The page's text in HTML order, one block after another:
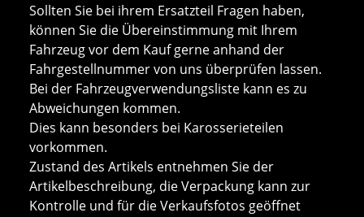
Sollten Sie bei ihrem Ersatzteil Fragen haben,
können Sie die Übereinstimmung mit Ihrem
Fahrzeug vor dem Kauf gerne anhand der
Fahrgestellnummer von uns überprüfen lassen.
Bei der Fahrzeugverwendungsliste kann es zu
Abweichungen kommen.
Dies kann besonders bei Karosserieteilen
vorkommen.
Zustand des Artikels entnehmen Sie der
Artikelbeschreibung, die Verpackung kann zur
Kontrolle und für die Verkaufsfotos geöffnet